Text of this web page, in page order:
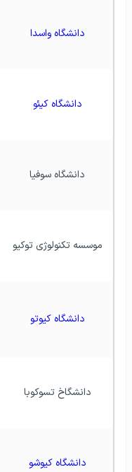
دانشگاه واسدا
دانشگاه کیئو
دانشگاه سوفیا
موسسه تکنولوژی توکیو
دانشگاه کیوتو
دانشگاخ تسوکوبا
دانشگاه کیوشو